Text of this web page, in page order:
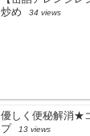
炒め
34 views
優しく便秘解消★
プ
13 views